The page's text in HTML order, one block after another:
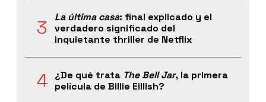
La última casa: final explicado y el
verdadero significado del
inquietante thriller de Netflix
¿De qué trata The Bell Jar, la primera
película de Billie Eillish?